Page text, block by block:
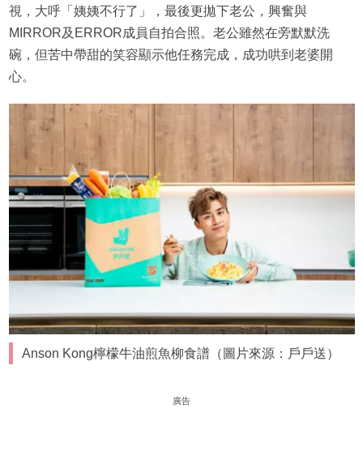
視，大呼「姨姨不行了」，最後更拋下老公，興奮與
MIRROR及ERROR成員自拍合照。老公雖然在旁默默洗
碗，但苦中帶甜的笑容顯示他任務完成，成功哄到老婆開
心。
Anson Kong檸檬牛油煎魚柳食譜（圖片來源：戶戶送）
廣告